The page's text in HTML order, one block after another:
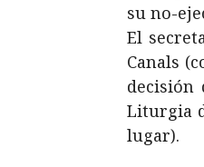
su no-
El
Canals
decisión
Liturgia
lugar).